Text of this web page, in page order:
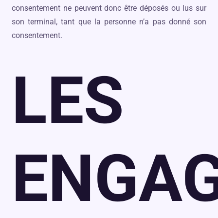
consentement ne peuvent donc être déposés ou lus sur
son terminal, tant que la personne n’a pas donné son
consentement.
LES